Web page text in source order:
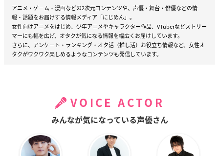
アニメ・ゲーム・漫画などの2次元コンテンツや、声優・舞台・俳優などの情
報・話題をお届けする情報メディア「にじめん」。
女性向けアニメをはじめ、少年アニメやキャラクター作品、VTuberなどストリー
マーにも幅を広げ、オタクが気になる情報を幅広くお届けしています。
さらに、アンケート・ランキング・オタ活（推し活）お役立ち情報など、女性オ
タクがワクワク楽しめるようなコンテンツも発信しています。
VOICE ACTOR
みんなが気になっている声優さん